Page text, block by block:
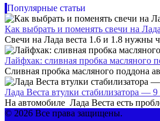
Популярные статьи
Как выбрать и поменять свечи на
Свечи на Лада веста 1.6 и 1.8 нужны
Лайфхак: сливная пробка масляного
Сливная пробка масляного поддона
Лада Веста втулки стабилизатора —
На автомобиле Лада Веста есть
© 2026 Все права защищены.